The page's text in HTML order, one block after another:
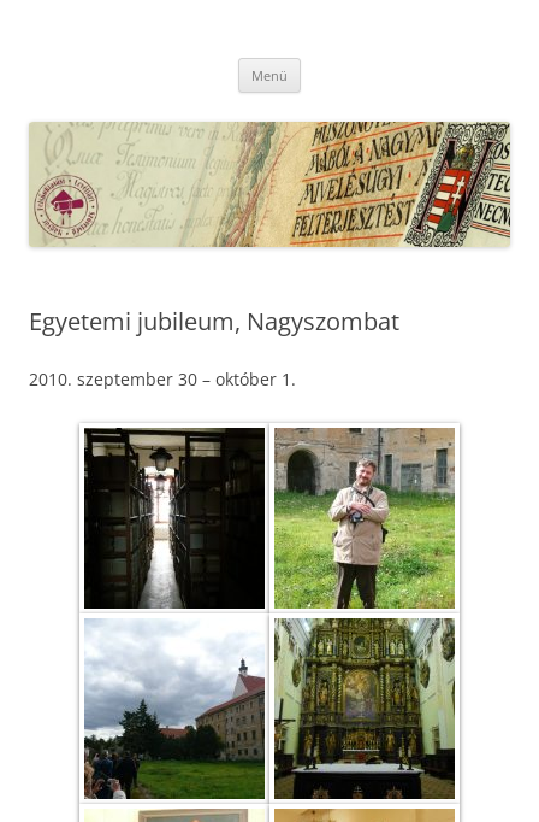
Menü
Egyetemi jubileum, Nagyszombat
2010. szeptember 30 – október 1.